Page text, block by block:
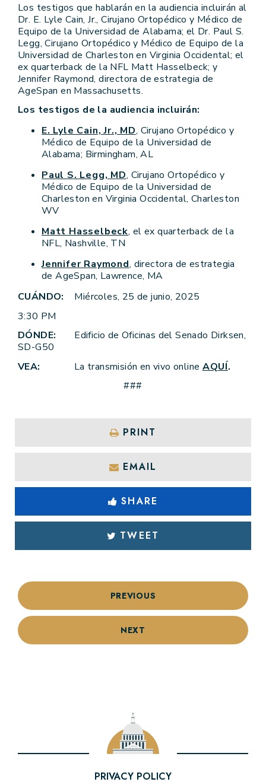
Los testigos que hablarán en la audiencia incluirán al
Dr. E. Lyle Cain, Jr., Cirujano Ortopédico y Médico de
Equipo de la Universidad de Alabama; el Dr. Paul S.
Legg, Cirujano Ortopédico y Médico de Equipo de la
Universidad de Charleston en Virginia Occidental; el
ex quarterback de la NFL Matt Hasselbeck; y
Jennifer Raymond, directora de estrategia de
AgeSpan en Massachusetts.
Los testigos de la audiencia incluirán:
E. Lyle Cain, Jr., MD, Cirujano Ortopédico y
Médico de Equipo de la Universidad de
Alabama; Birmingham, AL
Paul S. Legg, MD, Cirujano Ortopédico y
Médico de Equipo de la Universidad de
Charleston en Virginia Occidental, Charleston
WV
Matt Hasselbeck, el ex quarterback de la
NFL, Nashville, TN
Jennifer Raymond, directora de estrategia
de AgeSpan, Lawrence, MA
CUÁNDO: Miércoles, 25 de junio, 2025
3:30 PM
DÓNDE: Edificio de Oficinas del Senado Dirksen,
SD-G50
VEA: La transmisión en vivo online AQUÍ.
###
PRINT
EMAIL
SHARE
TWEET
PREVIOUS
NEXT
PRIVACY POLICY